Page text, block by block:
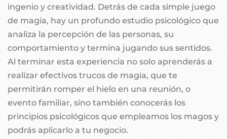
ingenio y creatividad. Detrás de cada simple juego
de magia, hay un profundo estudio psicológico que
analiza la percepción de las personas, su
comportamiento y termina jugando sus sentidos.
Al terminar esta experiencia no solo aprenderás a
realizar efectivos trucos de magia, que te
permitirán romper el hielo en una reunión, o
evento familiar, sino también conocerás los
principios psicológicos que empleamos los magos y
podrás aplicarlo a tu negocio.